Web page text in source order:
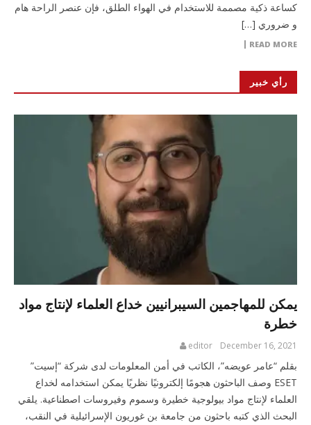
كساعة ذكية مصممة للاستخدام في الهواء الطلق، فإن عنصر الراحة هام
و ضروري […]
READ MORE
رأي خبير
يمكن للمهاجمين السيبرانيين خداع العلماء لإنتاج مواد
خطرة
December 16, 2021
editor
بقلم “عامر عويضه”، الكاتب في أمن المعلومات لدى شركة “إسيت”
ESET وصف الباحثون هجومًا إلكترونيًا نظريًا يمكن استخدامه لخداع
العلماء لإنتاج مواد بيولوجية خطيرة وسموم وفيروسات اصطناعية. يلقي
البحث الذي كتبه باحثون من جامعة بن غوريون الإسرائيلية في النقب،